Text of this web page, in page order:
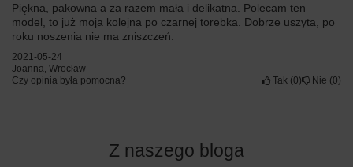
Piękna, pakowna a za razem mała i delikatna. Polecam ten
model, to już moja kolejna po czarnej torebka. Dobrze uszyta, po
roku noszenia nie ma zniszczeń.
2021-05-24
Joanna, Wrocław
Czy opinia była pomocna?
Tak 0 Nie 0
Z naszego bloga